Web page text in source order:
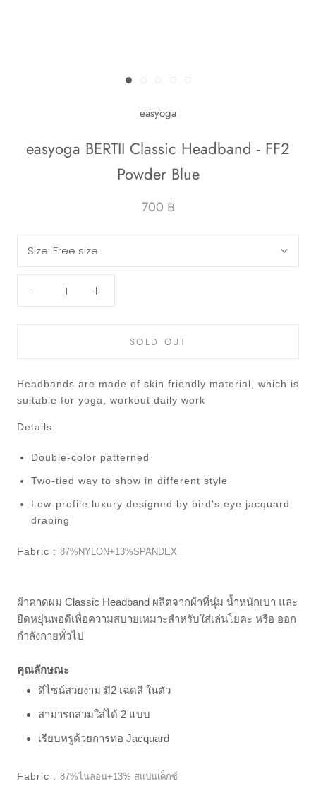
easyoga
easyoga BERTII Classic Headband - FF2
Powder Blue
700 ฿
Size: Free size
SOLD OUT
Headbands are made of skin friendly material, which is
suitable for yoga, workout daily work
Details:
Double-color patterned
Two-tied way to show in different style
Low-profile luxury designed by bird's eye jacquard
draping
Fabric : 87%NYLON+13%SPANDEX
ผ้าคาดผม Classic Headband ผลิตจากผ้าที่นุ่ม น้ำหนักเบา และ
ยืดหยุ่นพอดีเพื่อความสบายเหมาะสำหรับใส่เล่นโยคะ หรือ ออก
กำลังกายทั่วไป
คุณลักษณะ
ดีไซน์สวยงาม มี2 เฉดสี ในตัว
สามารถสวมใส่ได้ 2 แบบ
เรียบหรูด้วยการทอ Jacquard
Fabric : 87%ไนลอน+13% สแปนเด็กซ์